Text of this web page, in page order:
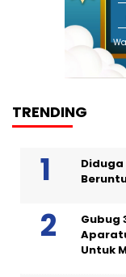
TRENDING
Diduga
Gubug
Untuk